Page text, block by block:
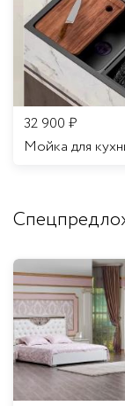
32 900 ₽
Мойка для